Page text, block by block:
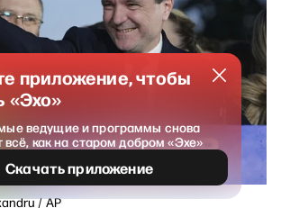
/ AP
приложение, чтобы
«Эхо»
ведущие и программы снова
всё, как на старом добром «Эхе»
Скачать приложение